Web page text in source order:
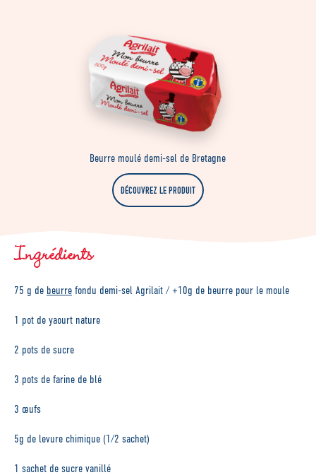
Beurre moulé demi-sel de Bretagne
DÉCOUVREZ LE PRODUIT
Ingrédients
75 g de beurre fondu demi-sel Agrilait / +10g de beurre pour le moule
1 pot de yaourt nature
2 pots de sucre
3 pots de farine de blé
3 œufs
5g de levure chimique (1/2 sachet)
1 sachet de sucre vanillé